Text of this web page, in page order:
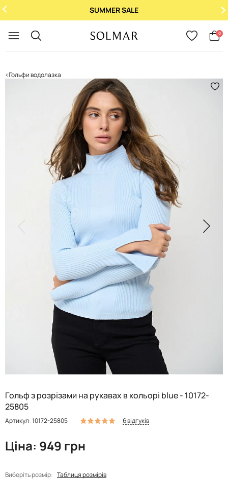
SUMMER SALE
0
Гольфи водолазка
Гольф з розрізами на рукавах в кольорі blue - 10172-
25805
Артикул: 10172-25805 6 відгуків
Ціна: 949 грн
Виберіть розмір: Таблиця розмірів